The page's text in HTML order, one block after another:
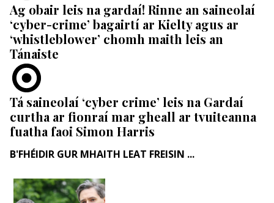
Ag obair leis na gardaí! Rinne an saineolaí
‘cyber-crime’ bagairtí ar Kielty agus ar
‘whistleblower’ chomh maith leis an
Tánaiste
Tá saineolaí ‘cyber crime’ leis na Gardaí
curtha ar fionraí mar gheall ar tvuiteanna
fuatha faoi Simon Harris
B'FHÉIDIR GUR MHAITH LEAT FREISIN ...